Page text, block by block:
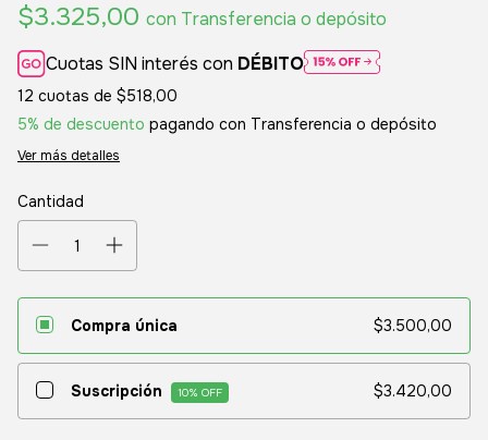
$3.325,00 con Transferencia o depósito
Cuotas SIN interés con DÉBITO
12 cuotas de $518,00
5% de descuento pagando con Transferencia o depósito
Ver más detalles
Cantidad
Compra única $3.500,00
Suscripción 10% OFF $3.420,00